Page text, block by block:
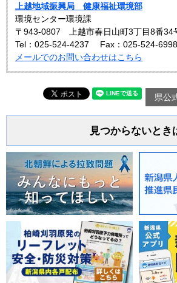
上越地域振興局 健康福祉環境部
環境センター環境課
〒943-0807 上越市春日山町3丁目8番34
Tel：025-524-4237
Fax：025-524-6998
メールでのお問い合わせはこちら
県公
見つからないとき